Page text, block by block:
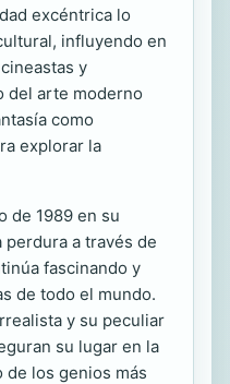
excéntrica lo
influyendo en
y
del arte moderno
como
explorar la
de 1989 en su
a través de
fascinando y
de todo el mundo.
y su peculiar
su lugar en la
los genios más